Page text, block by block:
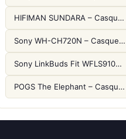
HIFIMAN SUNDARA – Casque Planar Magnetic Ouvert Over-Ear Audiophile
Sony WH-CH720N – Casque ANC 35h, Ultra-léger (192g) avec Processeur V1
Sony LinkBuds Fit WFLS910NW Blanc – Écouteurs Sport Ailes ANC
POGS The Elephant – Casque Filaire Enfants 85dB POGS-Safe™ (Éco-Responsable)